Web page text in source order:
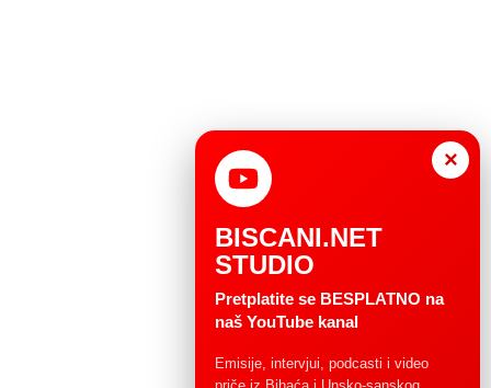
×
BISCANI.NET
STUDIO
Pretplatite se BESPLATNO na
naš YouTube kanal
Emisije, intervjui, podcasti i video